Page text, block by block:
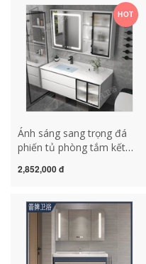
thông minh tủ kính phòng
tắm gương nhà tắm có tủ
HOT
Ánh sáng sang trọng đá
phiến tủ phòng tắm kết
phòng tắm thông minh
giản hiện đại tủ gương
nhựa phòng tắm tủ gương
2,852,000 đ